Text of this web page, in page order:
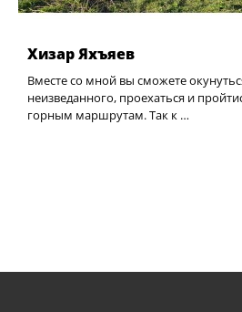
Хизар Яхъяев
Вместе со мной вы сможете
неизведанного, проехаться и
горным маршрутам. Так к …